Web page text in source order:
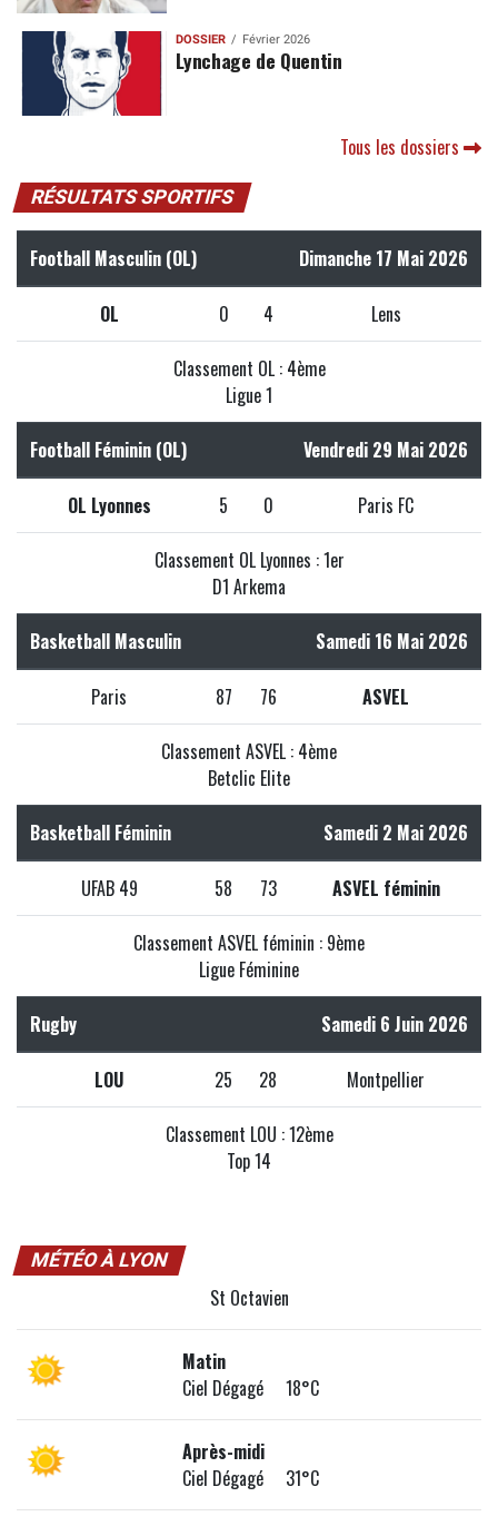
DOSSIER Février 2026
Lynchage de Quentin
Tous les dossiers
RÉSULTATS SPORTIFS
Football Masculin (OL) Dimanche 17 Mai 2026
OL 0 4 Lens
Classement OL : 4ème
Ligue 1
Football Féminin (OL) Vendredi 29 Mai 2026
OL Lyonnes 5 0 Paris FC
Classement OL Lyonnes : 1er
D1 Arkema
Basketball Masculin Samedi 16 Mai 2026
Paris 87 76 ASVEL
Classement ASVEL : 4ème
Betclic Elite
Basketball Féminin Samedi 2 Mai 2026
UFAB 49 58 73 ASVEL féminin
Classement ASVEL féminin : 9ème
Ligue Féminine
Rugby Samedi 6 Juin 2026
LOU 25 28 Montpellier
Classement LOU : 12ème
Top 14
MÉTÉO À LYON
St Octavien
Matin
Ciel Dégagé 18°C
Après-midi
Ciel Dégagé 31°C